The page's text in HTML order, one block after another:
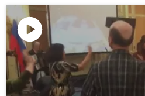
Воспроизвести
видео